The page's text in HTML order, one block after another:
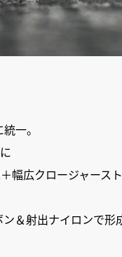
一。
幅広クロージャース
＆射出ナイロンで